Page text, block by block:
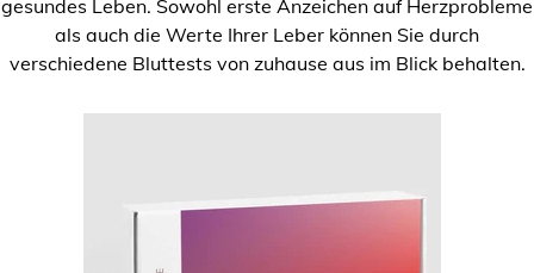
gesundes Leben. Sowohl erste Anzeichen auf Herzprobleme
als auch die Werte Ihrer Leber können Sie durch
verschiedene Bluttests von zuhause aus im Blick behalten.